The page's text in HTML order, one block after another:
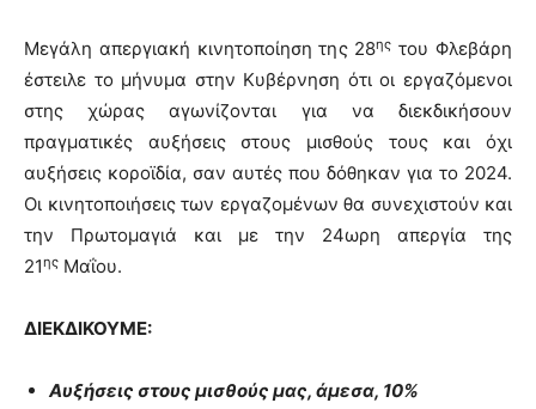
Μεγάλη απεργιακή κινητοποίηση της 28ης του Φλεβάρη
έστειλε το μήνυμα στην Κυβέρνηση ότι οι εργαζόμενοι
στης χώρας αγωνίζονται για να διεκδικήσουν
πραγματικές αυξήσεις στους μισθούς τους και όχι
αυξήσεις κοροϊδία, σαν αυτές που δόθηκαν για το 2024.
Οι κινητοποιήσεις των εργαζομένων θα συνεχιστούν και
την Πρωτομαγιά και με την 24ωρη απεργία της
21ης Μαΐου.
ΔΙΕΚΔΙΚΟΥΜΕ:
Αυξήσεις στους μισθούς μας, άμεσα, 10%